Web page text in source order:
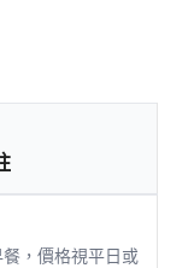
，價格視平日或